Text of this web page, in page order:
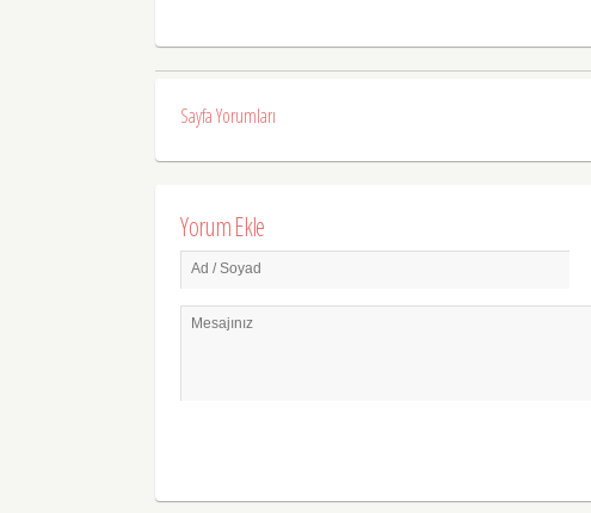
Sayfa Yorumları
Yorum Ekle
Ad / Soyad
Mesajınız